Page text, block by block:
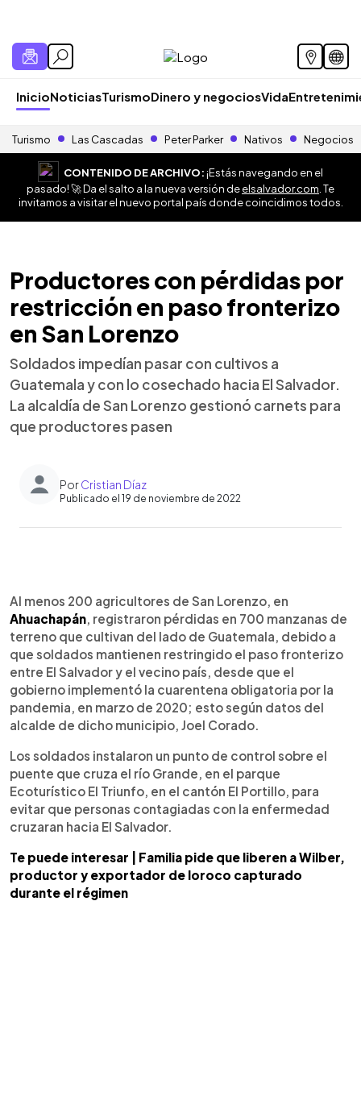
InicioNoticiasTurismoDinero y negociosVida
Turismo Las Cascadas Peter Parker Nativos Negocios
CONTENIDO DE ARCHIVO:¡Estás navegando en el
pasado! 🚀 Da el salto a la nueva versión deelsalvador.com . Te
invitamos a visitar el nuevo portal país donde coincidimos todos.
Productores con pérdidas por
restricción en paso fronterizo
en San Lorenzo
Soldados impedían pasar con cultivos a
Guatemala y con lo cosechado hacia El Salvador.
La alcaldía de San Lorenzo gestionó carnets para
que productores pasen
PorCristian Díaz
Publicado el 19 de noviembre de 2022
Escuchar artículo
Al menos 200 agricultores de San Lorenzo, en
Ahuachapán, registraron pérdidas en 700 manzanas de
terreno que cultivan del lado de Guatemala, debido a
que soldados mantienen restringido el paso fronterizo
entre El Salvador y el vecino país, desde que el
gobierno implementó la cuarentena obligatoria por la
pandemia, en marzo de 2020; esto según datos del
alcalde de dicho municipio, Joel Corado.
Los soldados instalaron un punto de control sobre el
puente que cruza el río Grande, en el parque
Ecoturístico El Triunfo, en el cantón El Portillo, para
evitar que personas contagiadas con la enfermedad
cruzaran hacia El Salvador.
Te puede interesar | Familia pide que liberen a Wilber,
productor y exportador de loroco capturado
durante el régimen